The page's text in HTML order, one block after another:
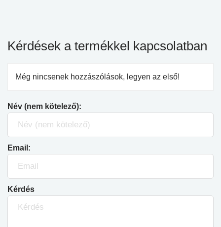
Kérdések a termékkel kapcsolatban
Még nincsenek hozzászólások, legyen az első!
Név (nem kötelező):
Email:
Kérdés